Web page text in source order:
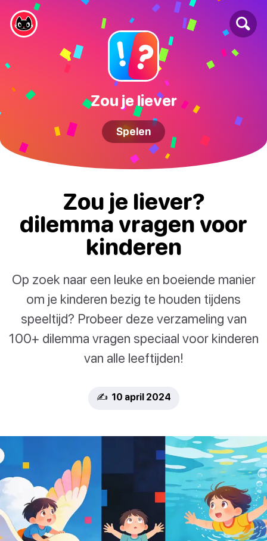
Zou je liever
Spelen
Zou je liever?
dilemma vragen voor
kinderen
Op zoek naar een leuke en boeiende manier
om je kinderen bezig te houden tijdens
speeltijd? Probeer deze verzameling van
100+ dilemma vragen speciaal voor kinderen
van alle leeftijden!
✍️ 10 april 2024